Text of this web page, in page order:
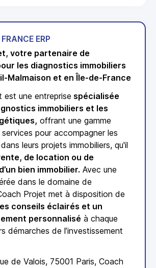
ERP
votre partenaire de
les diagnostics immobiliers
Malmaison et en Île-de-France
est une entreprise spécialisée
immobiliers et les
offrant une gamme
pour accompagner les
leurs projets immobiliers, qu'il
de location ou de
bien immobilier. Avec une
dans le domaine de
Projet met à disposition de
conseils éclairés et un
personnalisé à chaque
démarches de l’investissement
de Valois, 75001 Paris, Coach